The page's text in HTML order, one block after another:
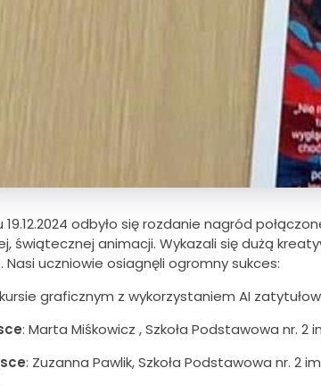
19.12.2024 odbyło się rozdanie nagród
świątecznej animacji. Wykazali się dużą
Nasi uczniowie osiagnęli ogromny sukces:
graficznym z wykorzystaniem AI
: Marta Miśkowicz , Szkoła Podstawowa nr. 2
: Zuzanna Pawlik, Szkoła Podstawowa nr. 2